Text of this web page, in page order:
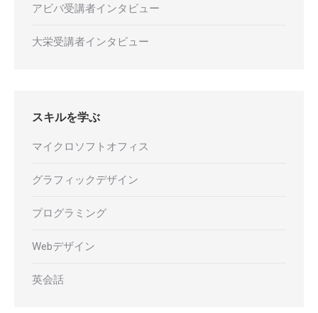
アビバ受講者インタビュー
大栄受講者インタビュー
スキルを学ぶ
マイクロソフトオフィス
グラフィックデザイン
プログラミング
Webデザイン
英会話